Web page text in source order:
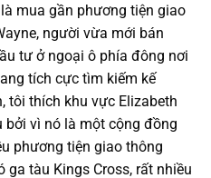
mua gần phương tiện giao
người vừa mới bán
tư ở ngoại ô phía đông nơi
tích cực tìm kiếm kế
tôi thích khu vực Elizabeth
bởi vì nó là một cộng đồng
phương tiện giao thông
ga tàu Kings Cross, rất nhiều